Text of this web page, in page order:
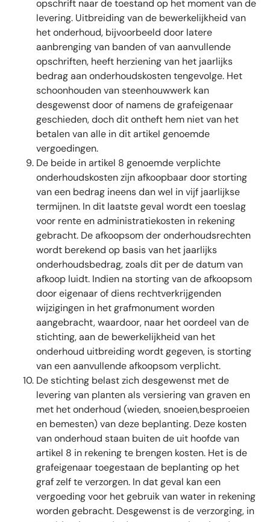
opschrift naar de toestand op het moment van de
levering. Uitbreiding van de bewerkelijkheid van
het onderhoud, bijvoorbeeld door latere
aanbrenging van banden of van aanvullende
opschriften, heeft herziening van het jaarlijks
bedrag aan onderhoudskosten tengevolge. Het
schoonhouden van steenhouwwerk kan
desgewenst door of namens de grafeigenaar
geschieden, doch dit ontheft hem niet van het
betalen van alle in dit artikel genoemde
vergoedingen.
De beide in artikel 8 genoemde verplichte
onderhoudskosten zijn afkoopbaar door storting
van een bedrag ineens dan wel in vijf jaarlijkse
termijnen. In dit laatste geval wordt een toeslag
voor rente en administratiekosten in rekening
gebracht. De afkoopsom der onderhoudsrechten
wordt berekend op basis van het jaarlijks
onderhoudsbedrag, zoals dit per de datum van
afkoop luidt. Indien na storting van de afkoopsom
door eigenaar of diens rechtverkrijgenden
wijzigingen in het grafmonument worden
aangebracht, waardoor, naar het oordeel van de
stichting, aan de bewerkelijkheid van het
onderhoud uitbreiding wordt gegeven, is storting
van een aanvullende afkoopsom verplicht.
De stichting belast zich desgewenst met de
levering van planten als versiering van graven en
met het onderhoud (wieden, snoeien,besproeien
en bemesten) van deze beplanting. Deze kosten
van onderhoud staan buiten de uit hoofde van
artikel 8 in rekening te brengen kosten. Het is de
grafeigenaar toegestaan de beplanting op het
graf zelf te verzorgen. In dat geval kan een
vergoeding voor het gebruik van water in rekening
worden gebracht. Desgewenst is de verzorging, in